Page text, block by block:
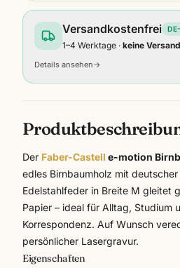
Versandkostenfrei
1–4 Werktage · keine
Details ansehen→
Der Faber-Castell e-motion
edles Birnbaumholz mit
Edelstahlfeder in Breite M gleitet
Papier – ideal für Alltag, Studium
Korrespondenz. Auf Wunsch
persönlicher Lasergravur.
Eigenschaften